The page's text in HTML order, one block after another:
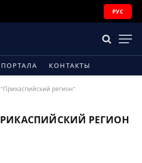
РУС
КОНТАКТЫ
регион"
РЕГИОН